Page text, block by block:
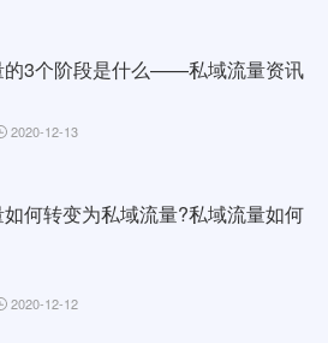
的3个阶段是什么——私域流量资讯
2020-12-13
何转变为私域流量?私域流量如何
2020-12-12